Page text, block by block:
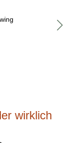
wirklich